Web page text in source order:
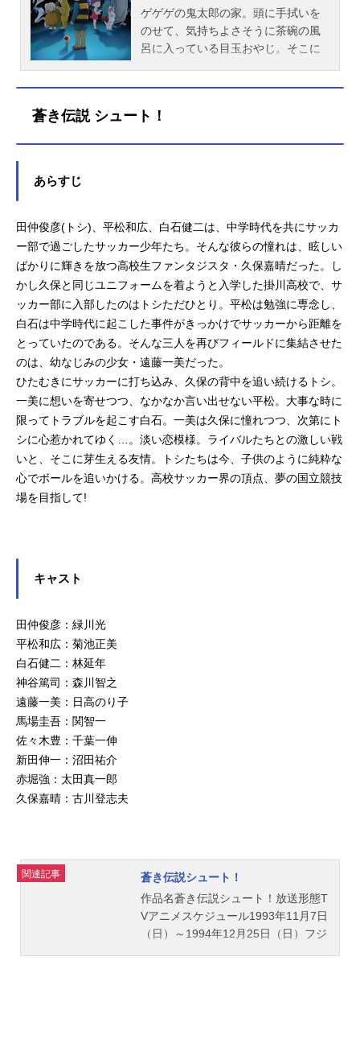
ゲゲゲの鬼太郎の家。頭に手拭いを
のせて、気持ちよさそうに茶碗の風
呂に入っている目玉おやじ。そこに
発な女の子、祐子。体育会系のノリ
崩し、沼を埋めていく。自分たちの
回りの環境がどんどん変わってゆく
のに呆然としていた。しかし、草む
らの陰にある小さな祠がダンプカー
に踏みつけられてゆくのに、誰も気
づかなかった。そして、砕けた祠か
ら黒い霧が天空に沸き上がった！封
印されていた見上げ入道がよみがえ
ったのだ！祐子がさらわれた！妖怪
ポストに投函する淳、翔太。鬼太郎
さん、たすけて！カラスがハガキを
くわえて飛んでゆく。作品名ゲゲゲ
の鬼太郎（第4期）放送形態TVアニ
メシリーズゲゲゲの鬼太郎スケジュ
ール1996年1月7日（日）～1998年3
蒼き伝説 シュート！
あらすじ
田仲俊彦(トシ)、平松和広、白石健二は、中学時代を共にサッカ
ー部で過ごしたサッカー少年たち。そんな彼らの憧れは、眩しい
ばかりに輝きを放つ高校生ファンタジスタ・久保嘉晴だった。し
かし久保と同じユニフォームを着ようと入学した掛川高校で、サ
ッカー部に入部したのはトシただひとり。平松は勉強に専念し、
白石は中学時代に起こした事件がきっかけでサッカーから距離を
とっていたのである。そんな三人を再びフィールドに集結させた
のは、幼なじみの少女・遠藤一美だった。
ひたむきにサッカーに打ち込み、久保の背中を追い続けるトシ。
一美に想いを寄せつつ、なかなか言い出せない平松。大事な時に
限ってトラブルを起こす白石。一美は久保に憧れつつ、次第にト
シに心惹かれてゆく…。淡い恋模様。ライバルたちとの激しい戦
いと、そこに芽生える友情。トシたちは今、子供のように純粋な
心でボールを追いかける。高校サッカー界の頂点、夢の国立競技
場を目指して!
キャスト
田仲俊彦：緑川光
平松和広：菊池正美
白石健二：林延年
神谷篤司：森川智之
遠藤一美：日高のり子
馬場圭吾：関智一
佐々木豊：千葉一伸
新田伸一：沼田祐介
赤堀強：太田真一郎
久保嘉晴：古川登志夫
関連記事
蒼き伝説シュート！
作品名蒼き伝説シュート！放送形態T
Vアニメスケジュール1993年11月7日
（日）～1994年12月25日（日）フジ